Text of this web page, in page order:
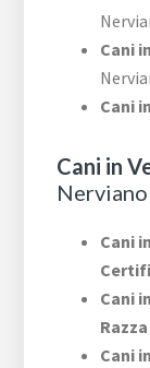
Cani
Cani
Cani in
Nerviano
Cani
Cani
Razza
Cani